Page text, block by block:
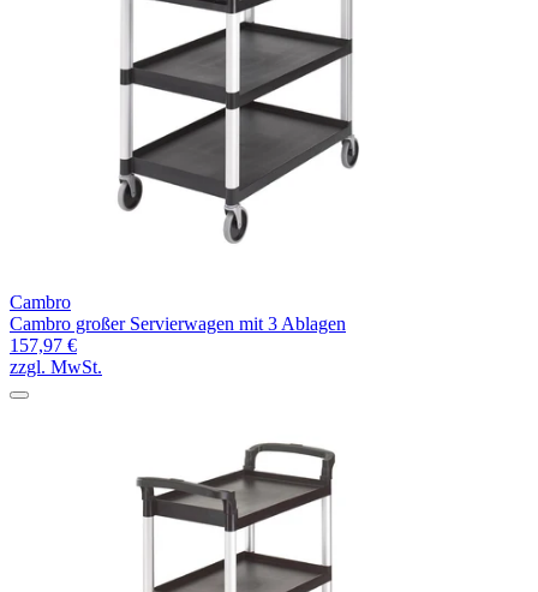
Cambro
Cambro großer Servierwagen mit 3 Ablagen
157,97 €
zzgl. MwSt.